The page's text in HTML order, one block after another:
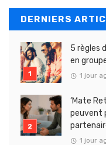
DERNIERS
5 règles
en
1 jour
‘Mate
peuvent
1 jour